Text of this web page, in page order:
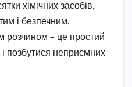
хімічних засобів,
і безпечним.
розчином – це простий
і позбутися неприємних